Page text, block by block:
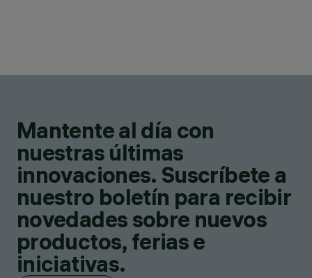
Mantente al día con
nuestras últimas
innovaciones. Suscríbete a
nuestro boletín para recibir
novedades sobre nuevos
productos, ferias e
iniciativas.